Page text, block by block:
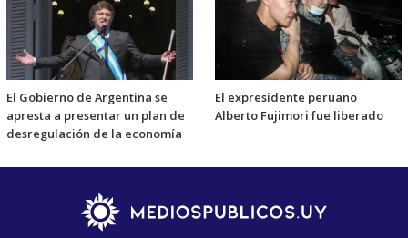
El Gobierno de Argentina se
apresta a presentar un plan de
desregulación de la economía
El expresidente peruano
Alberto Fujimori fue liberado